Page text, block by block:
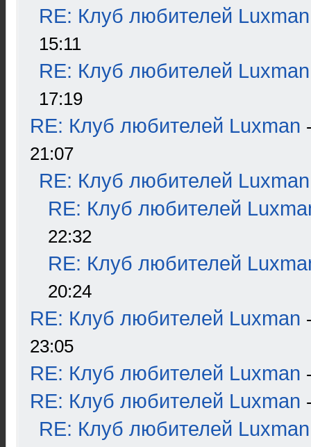
RE: Клуб любителей Luxman
15:11
RE: Клуб любителей Luxman
17:19
RE: Клуб любителей Luxman
21:07
RE: Клуб любителей Luxman
RE: Клуб любителей
22:32
RE: Клуб любителей
20:24
RE: Клуб любителей Luxman
23:05
RE: Клуб любителей Luxman
RE: Клуб любителей Luxman
RE: Клуб любителей Luxman